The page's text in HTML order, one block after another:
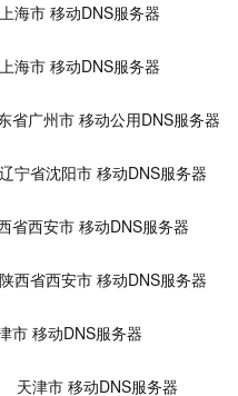
市 移动DNS服务器
市 移动DNS服务器
广州市 移动公用DNS服务器
省沈阳市 移动DNS服务器
西安市 移动DNS服务器
省西安市 移动DNS服务器
移动DNS服务器
津市 移动DNS服务器